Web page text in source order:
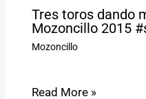
Tres toros dando
Mozoncillo 2015
Mozoncillo
Read More »